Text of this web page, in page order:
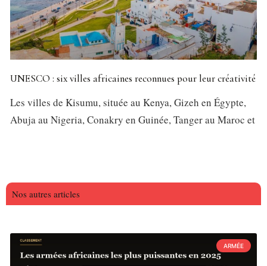
UNESCO : six villes africaines reconnues pour leur créativité
Les villes de Kisumu, située au Kenya, Gizeh en Égypte,
Abuja au Nigeria, Conakry en Guinée, Tanger au Maroc et
Nos autres articles
ARMÉE